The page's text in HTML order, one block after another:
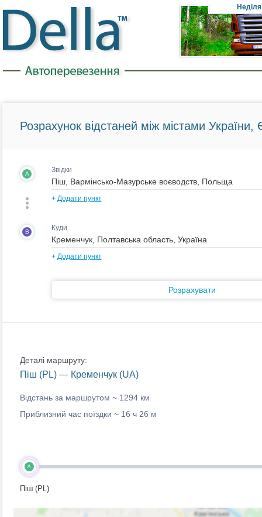
Неділя
Розрахунок відстаней між містами України,
A Звідки
+ Додати пункт
B Куди
+ Додати пункт
Розрахувати
Деталі маршруту:
Піш (PL) — Кременчук (UA)
Відстань за маршрутом ~ 1294 км
Приблизний час поїздки ~ 16 ч 26 м
A
Піш (PL)